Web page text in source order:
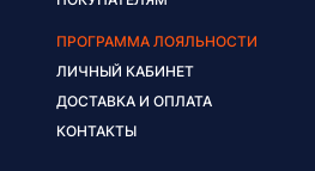
ПРОГРАММА ЛОЯЛЬНОСТИ
ЛИЧНЫЙ КАБИНЕТ
ДОСТАВКА И ОПЛАТА
КОНТАКТЫ